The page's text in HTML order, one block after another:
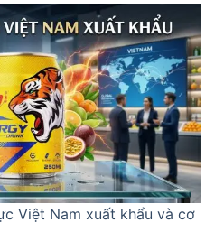
Việt Nam xuất khẩu và cơ